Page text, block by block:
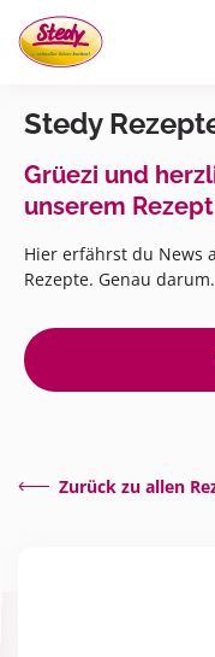
Stedy
Grüezi und
unserem
Hier erfährst du News
Rezepte. Genau
Zurück zu allen